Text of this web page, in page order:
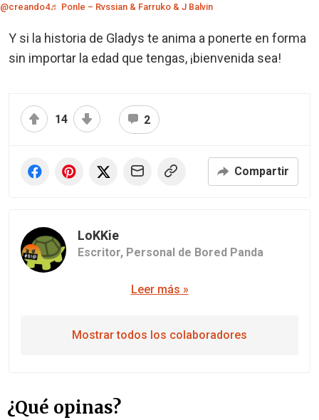
@creando4♬ Ponle – Rvssian & Farruko & J Balvin
Y si la historia de Gladys te anima a ponerte en forma
sin importar la edad que tengas, ¡bienvenida sea!
14 2
Compartir
LoKKie
Escritor, Personal de Bored Panda
Leer más »
Mostrar todos los colaboradores
¿Qué opinas?